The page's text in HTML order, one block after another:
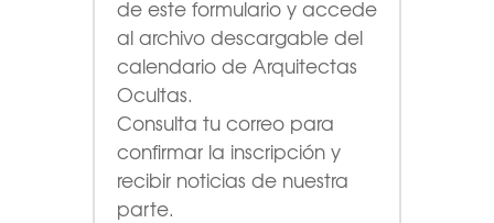
de este formulario y accede
al archivo descargable del
calendario de Arquitectas
Ocultas.
Consulta tu correo para
confirmar la inscripción y
recibir noticias de nuestra
parte.